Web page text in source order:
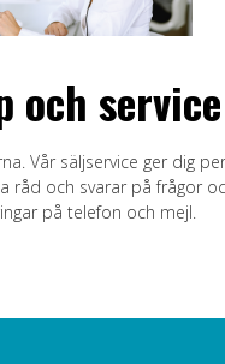
och service
Vår säljservice ger dig
råd och svarar på frågor
på telefon och mejl.